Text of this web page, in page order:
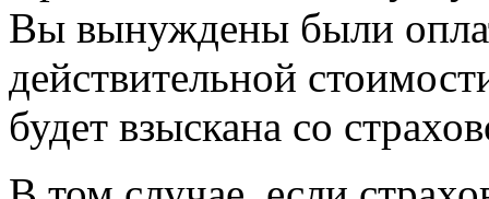
Вы вынуждены были
действительной
будет взыскана со